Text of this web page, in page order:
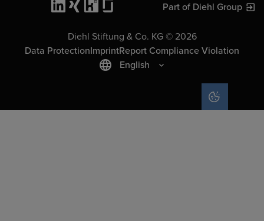
Part of Diehl Group
Diehl Stiftung & Co. KG © 2026
Data ProtectionImprintReport Compliance Violation
English
COOKIE